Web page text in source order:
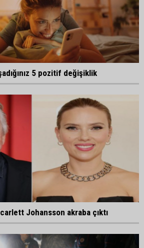
5 pozitif değişiklik
Johansson akraba çıktı